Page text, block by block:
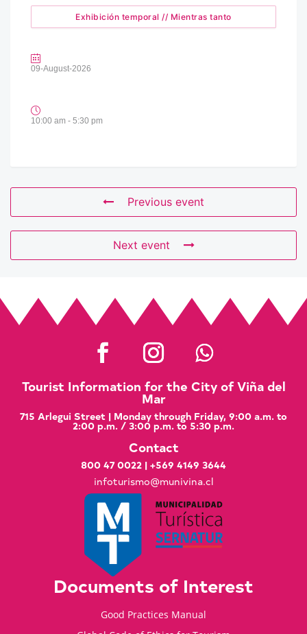
Exhibición temporal // Mientras tanto
09-August-2026
10:00 am - 5:30 pm
Previous event
Next event
Tourist Information for the City of Viña del
Mar
715 Arlegui Street | Monday through Friday, 9:00 a.m. to
2:00 p.m. / 3:00 p.m. to 5:30 p.m.
Contact
800 47 0022 | +569 4149 3644
infoturismo@munivina.cl
Documents of Interest
Good Practices Manual